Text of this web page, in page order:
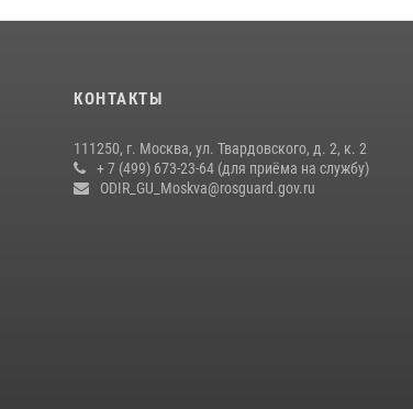
КОНТАКТЫ
111250, г. Москва, ул. Твардовского, д. 2, к. 2
+ 7 (499) 673-23-64 (для приёма на службу)
ODIR_GU_Moskva@rosguard.gov.ru